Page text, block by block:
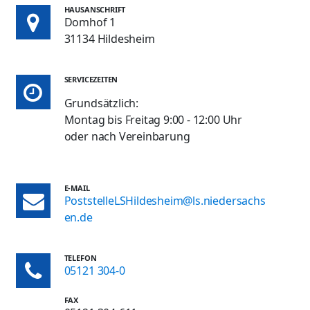
HAUSANSCHRIFT
Domhof 1
31134 Hildesheim
SERVICEZEITEN
Grundsätzlich:
Montag bis Freitag 9:00 - 12:00 Uhr
oder nach Vereinbarung
E-MAIL
PoststelleLSHildesheim@ls.niedersachs
en.de
TELEFON
05121 304-0
FAX